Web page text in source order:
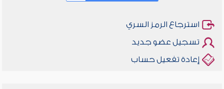
استرجاع الرمز السري
تسجيل عضو جديد
إعادة تفعيل حساب